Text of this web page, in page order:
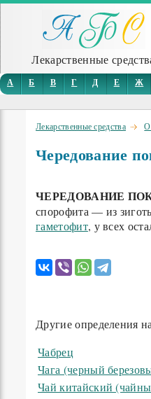
Лекарственные
А Б В Г Д Е Ж
Лекарственные средства
Чередование
ЧЕРЕДОВАНИЕ
спорофита — из
гаметофит, у всех
Другие определения
Чабрец
Чага (черный
Чай китайский